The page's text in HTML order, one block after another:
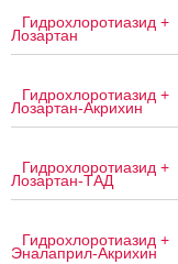
Гидрохлоротиазид +
Лозартан
Гидрохлоротиазид +
Лозартан-Акрихин
Гидрохлоротиазид +
Лозартан-ТАД
Гидрохлоротиазид +
Эналаприл-Акрихин